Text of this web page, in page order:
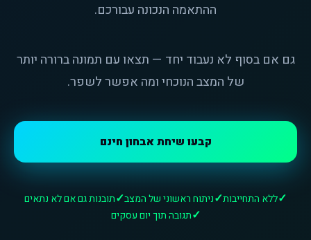
ההתאמה הנכונה עבורכם.
גם אם בסוף לא נעבוד יחד — תצאו עם תמונה ברורה יותר
של המצב הנוכחי ומה אפשר לשפר.
קבעו שיחת אבחון חינם
ללא התחייבות ניתוח ראשוני של המצב
תובנות גם אם לא נתאים
תגובה תוך יום עסקים